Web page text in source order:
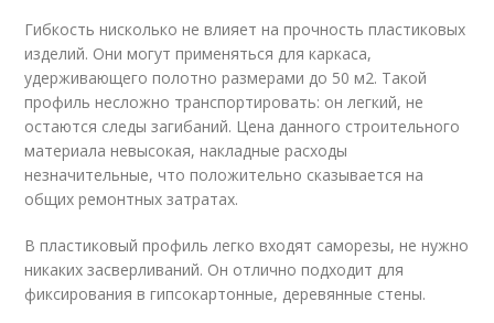
Гибкость нисколько не влияет на прочность пластиковых
изделий. Они могут применяться для каркаса,
удерживающего полотно размерами до 50 м2. Такой
профиль несложно транспортировать: он легкий, не
остаются следы загибаний. Цена данного строительного
материала невысокая, накладные расходы
незначительные, что положительно сказывается на
общих ремонтных затратах.
В пластиковый профиль легко входят саморезы, не нужно
никаких засверливаний. Он отлично подходит для
фиксирования в гипсокартонные, деревянные стены.